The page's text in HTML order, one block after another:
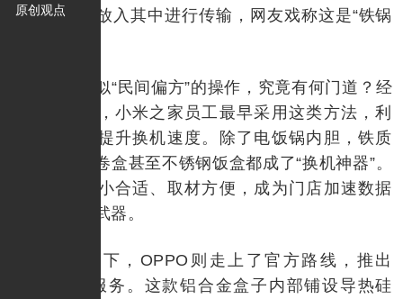
原创观点
器，将手机放入其中进行传输，网友戏称这是“铁锅
这些看似“民间偏方”的操作，究竟有何门道？经
过调查发现，小米之家员工最早采用这类方法，利
用金属容器提升换机速度。除了电饭锅内胆，铁质
月饼盒、蛋卷盒甚至不锈钢饭盒都成了“换机神器”。
这些容器大小合适、取材方便，成为门店加速数据
传输的秘密武器。
相比之下，OPPO则走上了官方路线，推出
了“O闪搬”服务。这款铝合金盒子内部铺设导热硅